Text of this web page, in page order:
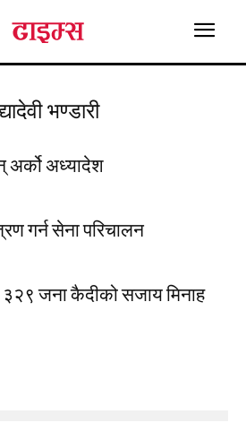
भण्डारी
अर्को अध्यादेश
गर्न सेना परिचालन
३२९ जना कैदीको सजाय मिनाह